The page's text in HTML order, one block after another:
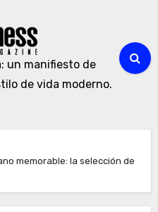
un manifiesto de
de vida moderno.
memorable: la selección de